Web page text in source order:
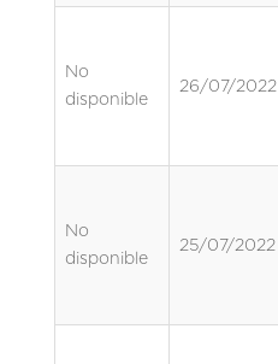
No
disponible
26/07/2022
No
disponible
25/07/2022